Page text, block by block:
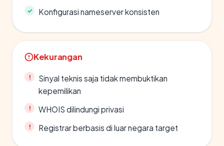
Konfigurasi nameserver konsisten
Kekurangan
Sinyal teknis saja tidak membuktikan
kepemilikan
WHOIS dilindungi privasi
Registrar berbasis di luar negara target